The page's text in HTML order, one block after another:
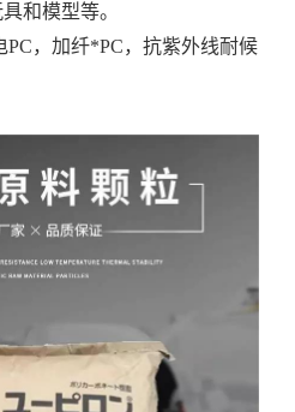
和模型等。
PC，加纤*PC，抗紫外线耐候